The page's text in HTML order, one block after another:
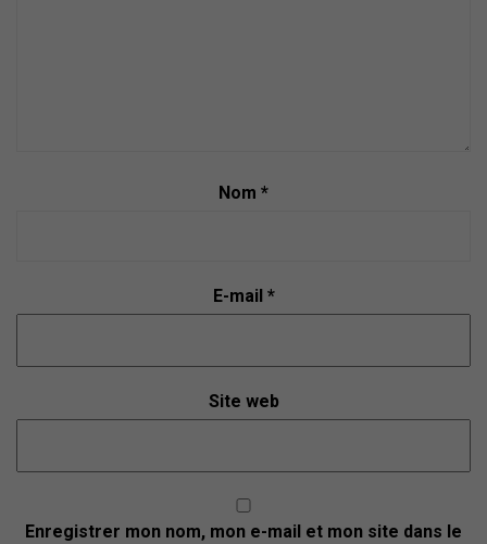
Nom *
E-mail *
Site web
Enregistrer mon nom, mon e-mail et mon site dans le